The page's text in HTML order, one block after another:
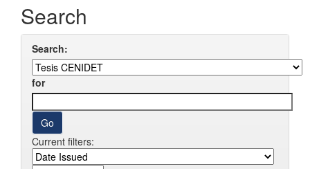
Search
Search:
for
Current filters: